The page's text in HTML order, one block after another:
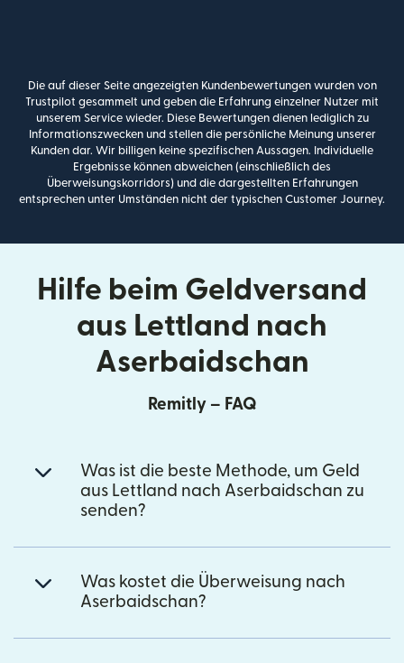
Die auf dieser Seite angezeigten Kundenbewertungen wurden von
Trustpilot gesammelt und geben die Erfahrung einzelner Nutzer mit
unserem Service wieder. Diese Bewertungen dienen lediglich zu
Informationszwecken und stellen die persönliche Meinung unserer
Kunden dar. Wir billigen keine spezifischen Aussagen. Individuelle
Ergebnisse können abweichen (einschließlich des
Überweisungskorridors) und die dargestellten Erfahrungen
entsprechen unter Umständen nicht der typischen Customer Journey.
Hilfe beim Geldversand
aus Lettland nach
Aserbaidschan
Remitly – FAQ
Was ist die beste Methode, um Geld
aus Lettland nach Aserbaidschan zu
senden?
Was kostet die Überweisung nach
Aserbaidschan?